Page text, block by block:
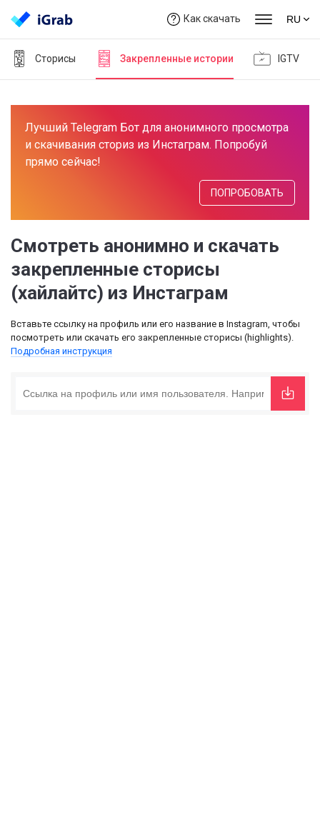
Как скачать RU
Сторисы Закрепленные истории IGTV
Лучший Telegram Бот для анонимного просмотра
и скачивания сториз из Инстаграм. Попробуй
прямо сейчас!
ПОПРОБОВАТЬ
Смотреть анонимно и скачать
закрепленные сторисы
(хайлайтс) из Инстаграм
Вставьте ссылку на профиль или его название в Instagram, чтобы
посмотреть или скачать его закрепленные сторисы (highlights).
Подробная инструкция